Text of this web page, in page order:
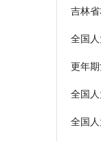
吉林
全国
更年
全国
全国